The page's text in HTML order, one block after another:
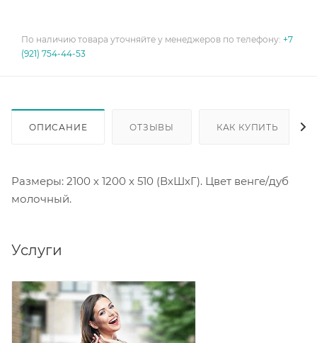
По наличию товара уточняйте у менеджеров по телефону: +7
(921) 754-44-53
ОПИСАНИЕ ОТЗЫВЫ КАК КУПИТЬ
Размеры: 2100 х 1200 х 510 (ВхШхГ). Цвет венге/дуб
молочный.
Услуги